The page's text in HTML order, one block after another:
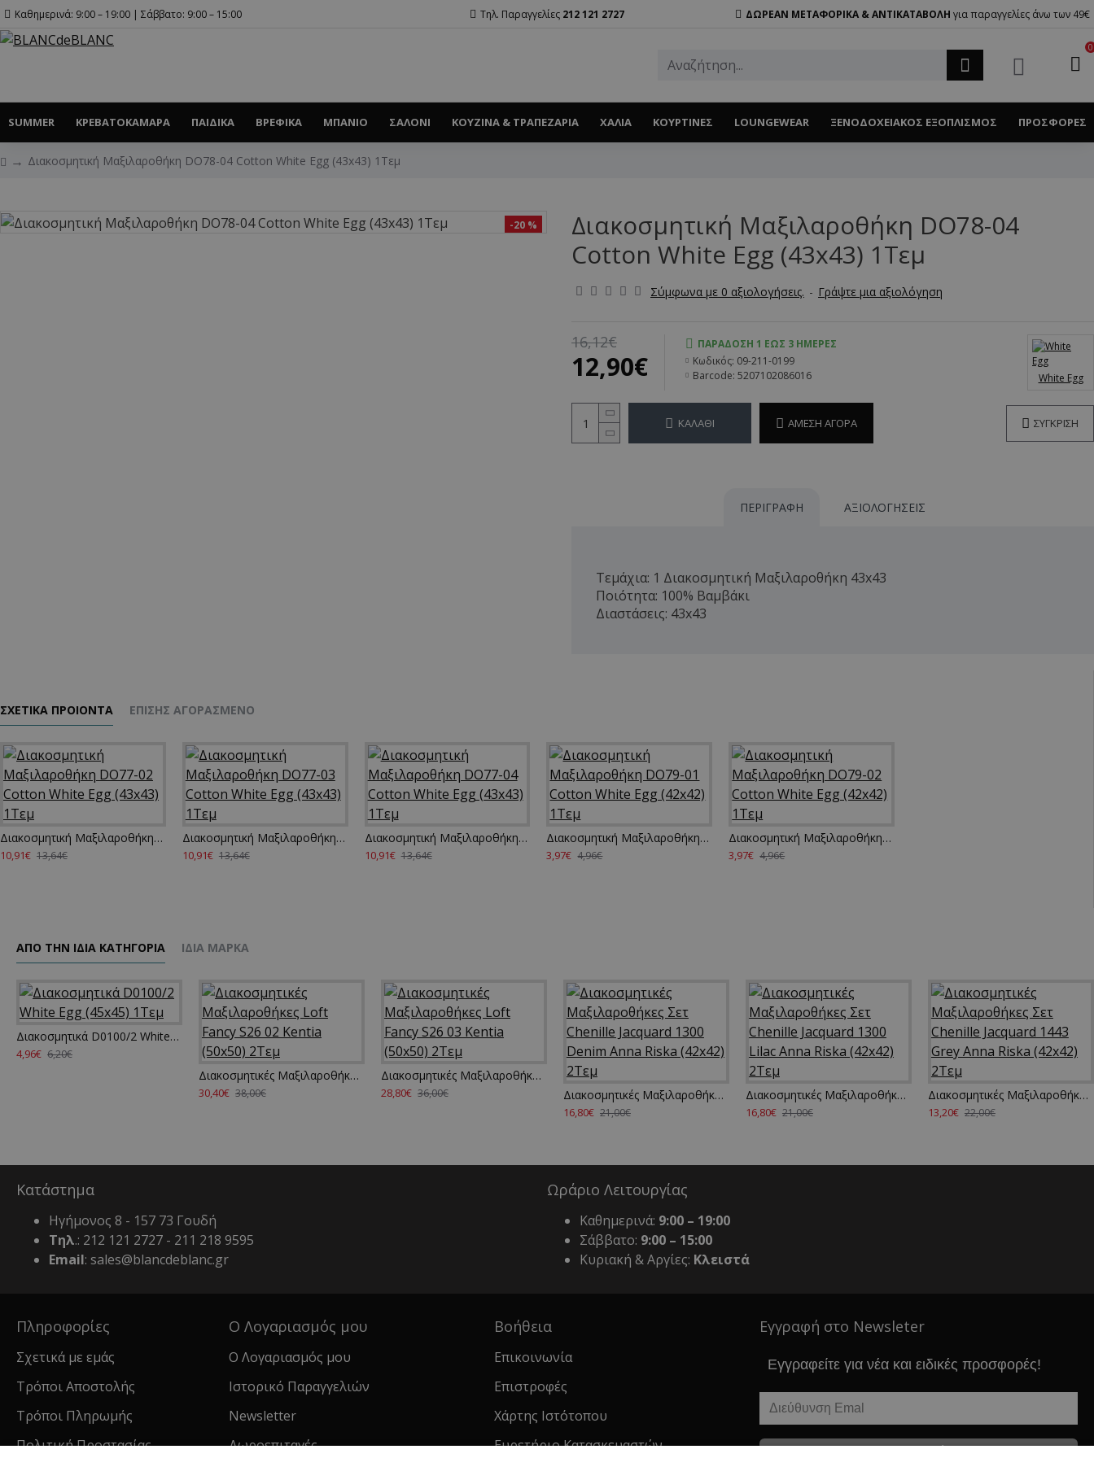
Καθημερινά: 9:00 – 19:00 | Σάββατο: 9:00 – 15:00 Τηλ. Παραγγελίες 212 121 2727 ΔΩΡΕΑΝ ΜΕΤΑΦΟΡΙΚΑ & ΑΝΤΙΚΑΤΑΒΟΛΗ για παραγγελίες άνω των 49€
0
SUMMER ΚΡΕΒΑΤΟΚΆΜΑΡΑ ΠΑΙΔΙΚΆ ΒΡΕΦΙΚΆ ΜΠΆΝΙΟ ΣΑΛΌΝΙ ΚΟΥΖΊΝΑ & ΤΡΑΠΕΖΑΡΊΑ ΧΑΛΙΆ ΚΟΥΡΤΊΝΕΣ LOUNGEWEAR ΞΕΝΟΔΟΧΕΙΑΚΌΣ ΕΞΟΠΛΙΣΜΌΣ ΠΡΟΣΦΟΡΈΣ
Διακοσμητική Μαξιλαροθήκη DO78-04 Cotton White Egg (43x43) 1Τεμ
-20 %
Διακοσμητική Μαξιλαροθήκη DO78-04
Cotton White Egg (43x43) 1Τεμ
Σύμφωνα με 0 αξιολογήσεις. - Γράψτε μια αξιολόγηση
12,90€
16,12€
ΠΑΡΆΔΟΣΗ 1 ΈΩΣ 3 ΗΜΈΡΕΣ
Κωδικός: 09-211-0199
Barcode: 5207102086016 White Egg
ΚΑΛΆΘΙ ΆΜΕΣΗ ΑΓΟΡΆ ΣΎΓΚΡΙΣΗ
ΠΕΡΙΓΡΑΦΉ ΑΞΙΟΛΟΓΉΣΕΙΣ
Τεμάχια: 1 Διακοσμητική Μαξιλαροθήκη 43x43
Ποιότητα: 100% Βαμβάκι
Διαστάσεις: 43x43
ΣΧΕΤΙΚΑ ΠΡΟΙΟΝΤΑ ΕΠΊΣΗΣ ΑΓΟΡΑΣΜΈΝΟ
Διακοσμητική Μαξιλαροθήκη DO77-02 Cotton White Egg (43x43) 1Τεμ
10,91€ 13,64€
Διακοσμητική Μαξιλαροθήκη DO77-03 Cotton White Egg (43x43) 1Τεμ
10,91€ 13,64€
Διακοσμητική Μαξιλαροθήκη DO77-04 Cotton White Egg (43x43) 1Τεμ
10,91€ 13,64€
Διακοσμητική Μαξιλαροθήκη DO79-01 Cotton White Egg (42x42) 1Τεμ
3,97€ 4,96€
Διακοσμητική Μαξιλαροθήκη DO79-02 Cotton White Egg (42x42) 1Τεμ
3,97€ 4,96€
ΑΠΌ ΤΗΝ ΊΔΙΑ ΚΑΤΗΓΌΡΙΑ ΊΔΙΑ ΜΆΡΚΑ
Διακοσμητικά D0100/2 White Egg (45x45) 1Τεμ
4,96€ 6,20€
Διακοσμητικές Μαξιλαροθήκες Loft Fancy S26 02 Kentia (50x50) 2Τεμ
30,40€ 38,00€
Διακοσμητικές Μαξιλαροθήκες Loft Fancy S26 03 Kentia (50x50) 2Τεμ
28,80€ 36,00€ Διακοσμητικές Μαξιλαροθήκες Σετ Chenille Jacquard 1300 Denim Anna Riska (42x42) 2Τεμ
16,80€ 21,00€
Διακοσμητικές Μαξιλαροθήκες Σετ Chenille Jacquard 1300 Lilac Anna Riska (42x42) 2Τεμ
16,80€ 21,00€
Διακοσμητικές Μαξιλαροθήκες Σετ Chenille Jacquard 1443 Grey Anna Riska (42x42) 2Τεμ
13,20€ 22,00€
Κατάστημα
Ηγήμονος 8 - 157 73 Γουδή
Τηλ.: 212 121 2727 - 211 218 9595
Email: sales@blancdeblanc.gr
Ωράριο Λειτουργίας
Καθημερινά: 9:00 – 19:00
Σάββατο: 9:00 – 15:00
Κυριακή & Αργίες: Κλειστά
Πληροφορίες
Σχετικά με εμάς
Τρόποι Αποστολής
Τρόποι Πληρωμής
Πολιτική Προστασίας
Ο Λογαριασμός μου
Ο Λογαριασμός μου
Ιστορικό Παραγγελιών
Newsletter
Δωροεπιταγές
Βοήθεια
Επικοινωνία
Επιστροφές
Χάρτης Ιστότοπου
Ευρετήριο Κατασκευαστών
Εγγραφή στο Newsleter
Εγγραφείτε για νέα και ειδικές προσφορές!